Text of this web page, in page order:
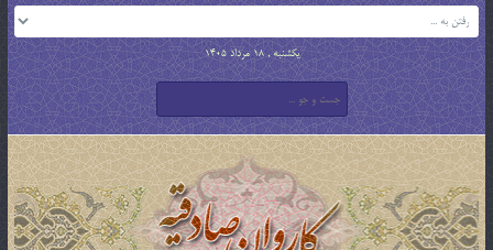
یکشنبه , 18 مرداد 1405